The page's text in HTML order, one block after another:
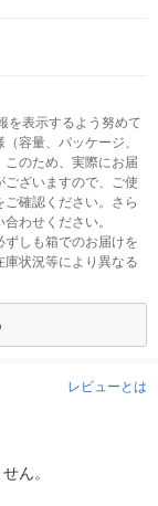
を表示するよう努めて
容量、パッケージ、
のため、実際にお届
ざいますので、ご使
確認ください。さら
わせください。
ずしも箱でのお届けを
状況等により異なる
レビューとは
ん。